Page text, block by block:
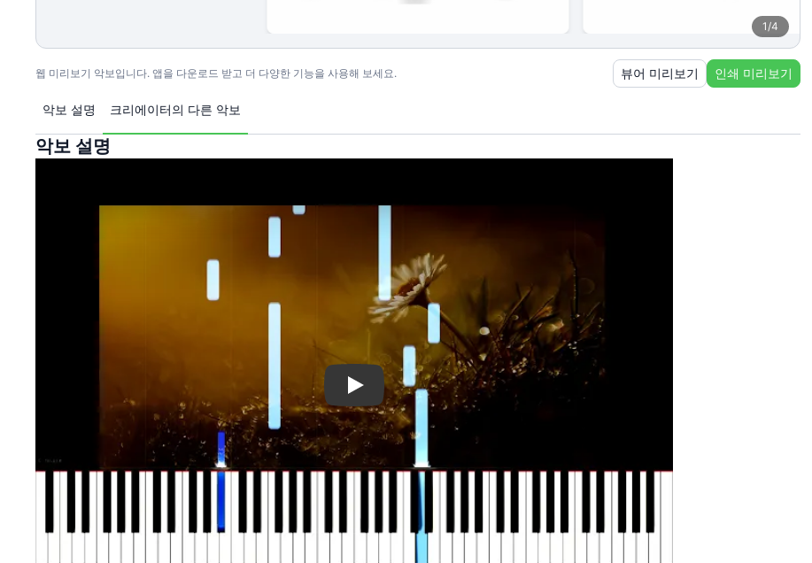
1/4
웹 미리보기 악보입니다. 앱을 다운로드 받고 더 다양한 기능을 사용해 보세요. 뷰어 미리보기 인쇄 미리보기
악보 설명 크리에이터의 다른 악보
악보 설명
Play